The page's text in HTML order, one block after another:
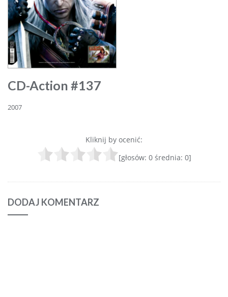
CD-Action #137
2007
Kliknij by ocenić:
[głosów: 0średnia: 0]
DODAJ KOMENTARZ